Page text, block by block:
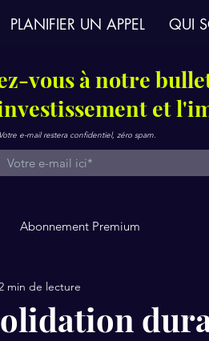
PLANIFIER UN APPEL QUI
vous à notre
et
Votre e-mail restera confidentiel, zéro spam.
Abonnement Premium
2 min de lecture